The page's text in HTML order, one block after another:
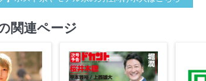
関連ページ